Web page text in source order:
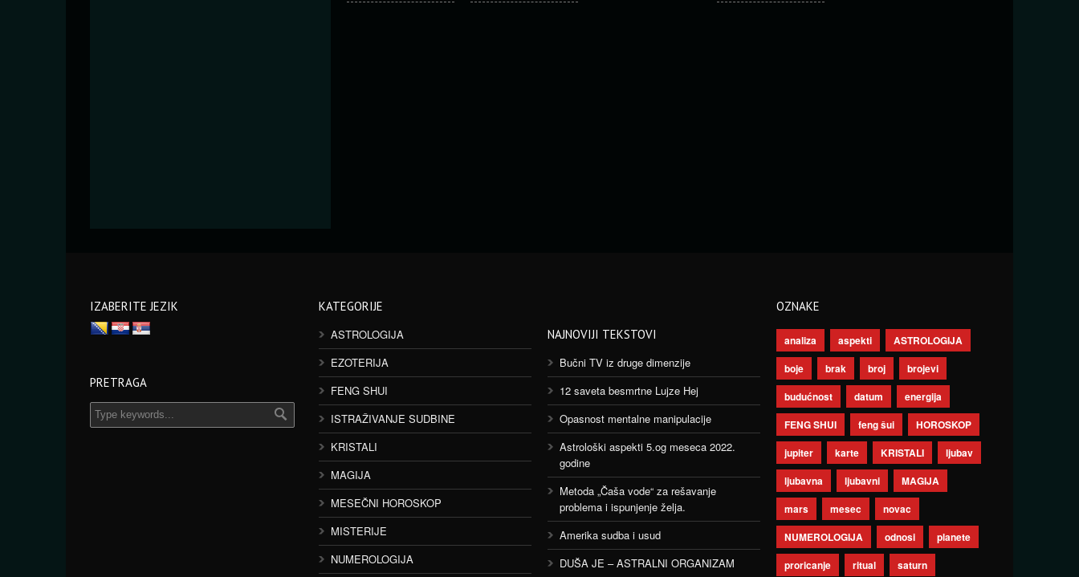
IZABERITE JEZIK
PRETRAGA
KATEGORIJE
ASTROLOGIJA
EZOTERIJA
FENG SHUI
ISTRAŽIVANJE SUDBINE
KRISTALI
MAGIJA
MESEČNI HOROSKOP
MISTERIJE
NUMEROLOGIJA
NAJNOVIJI TEKSTOVI
Bučni TV iz druge dimenzije
12 saveta besmrtne Lujze Hej
Opasnost mentalne manipulacije
Astrološki aspekti 5.og meseca 2022.
godine
Metoda „Čaša vode“ za rešavanje
problema i ispunjenje želja.
Amerika sudba i usud
DUŠA JE – ASTRALNI ORGANIZAM
OZNAKE
analiza aspekti
ASTROLOGIJA
boje
brak broj
brojevi
budućnost
datum
energija
FENG SHUI
feng šui
HOROSKOP
jupiter
karte KRISTALI
ljubav
ljubavna
ljubavni
MAGIJA
mars
mesec
novac
NUMEROLOGIJA
odnosi
planete
proricanje
ritual saturn